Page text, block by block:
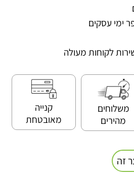
ימי עסקים
לקוחות מעולה
משלוחים
מהירים
קנייה
מאובטחת
זה